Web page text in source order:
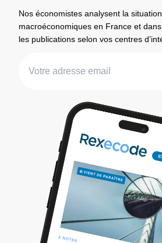
Nos économistes analysent la
macroéconomiques en France et
les publications selon vos centres